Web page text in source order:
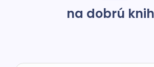
na dobrú